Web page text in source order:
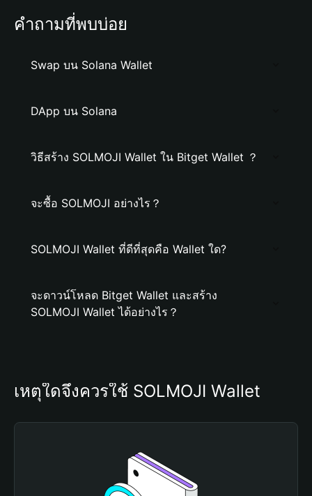
คำถามที่พบบ่อย
Swap บน Solana Wallet
DApp บน Solana
วิธีสร้าง SOLMOJI Wallet ใน Bitget Wallet ？
จะซื้อ SOLMOJI อย่างไร？
SOLMOJI Wallet ที่ดีที่สุดคือ Wallet ใด?
จะดาวน์โหลด Bitget Wallet และสร้าง
SOLMOJI Wallet ได้อย่างไร？
เหตุใดจึงควรใช้ SOLMOJI Wallet